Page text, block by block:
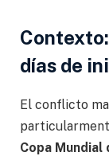
días de
El conflicto
Copa